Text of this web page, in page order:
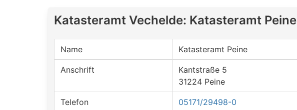
Katasteramt Vechelde: Katasteramt Peine
Name Katasteramt Peine
Anschrift
Kantstraße 5
31224 Peine
Telefon 05171/29498-0